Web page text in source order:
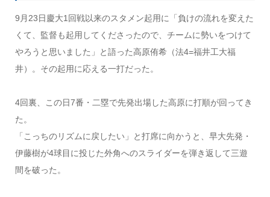
9月23日慶大1回戦以来のスタメン起用に「負けの流れを変えた
くて、監督も起用してくださったので、チームに勢いをつけて
やろうと思いました」と語った高原侑希（法4=福井工大福
井）。その起用に応える一打だった。
4回裏、この日7番・二塁で先発出場した高原に打順が回ってき
た。
「こっちのリズムに戻したい」と打席に向かうと、早大先発・
伊藤樹が4球目に投じた外角へのスライダーを弾き返して三遊
間を破った。